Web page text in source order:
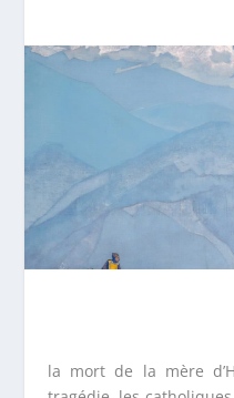
la mort de la mère